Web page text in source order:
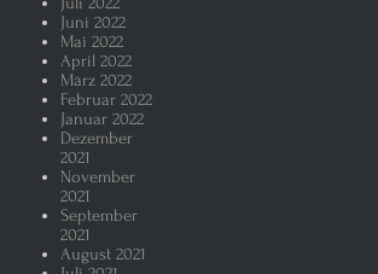
Juni 2022
Mai 2022
April 2022
März 2022
Februar 2022
Januar 2022
Dezember
2021
November
2021
September
2021
August 2021